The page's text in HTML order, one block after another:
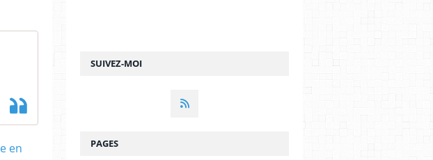
SUIVEZ-MOI
PAGES